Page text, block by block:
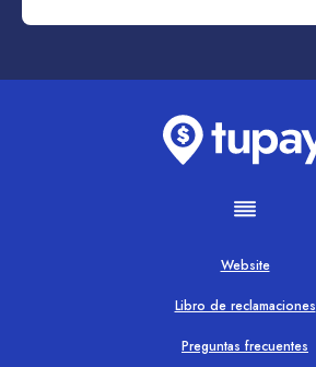
Website
Libro de reclamaciones
Preguntas frecuentes